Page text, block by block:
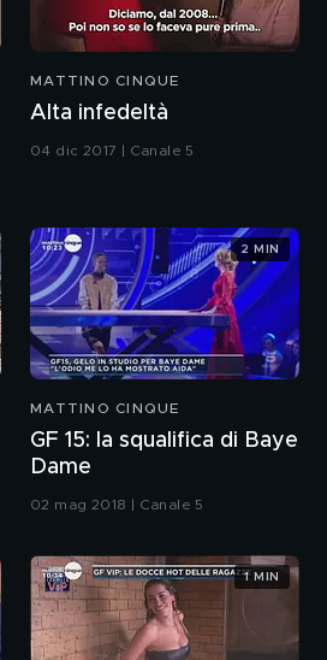
MATTINO CINQUE
Alta infedeltà
04 dic 2017 | Canale 5
MATTINO CINQUE
GF 15: la squalifica di Baye
Dame
02 mag 2018 | Canale 5
2 MIN
1 MIN